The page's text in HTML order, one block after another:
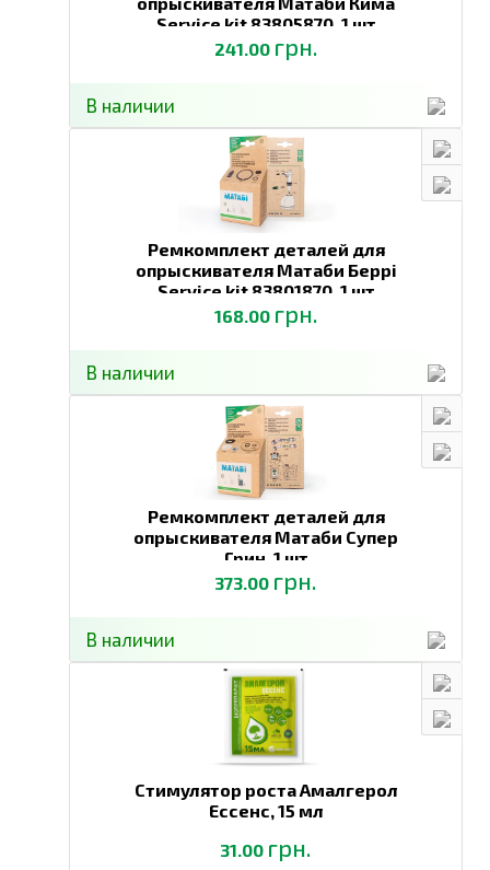
Service kit 83805870, 1 шт
241.00 грн.
В наличии
Ремкомплект деталей для
опрыскивателя Матаби Беррі
Service kit 83801870, 1 шт
168.00 грн.
В наличии
Ремкомплект деталей для
опрыскивателя Матаби Супер
Грин, 1 шт
373.00 грн.
В наличии
Стимулятор роста Амалгерол
Ессенс,15 мл
31.00 грн.